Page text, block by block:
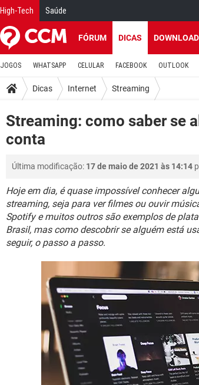
High-Tech Saúde
FÓRUM DICAS
JOGOS WHATSAPP CELULAR FACEBOOK OUTLOOK
Dicas Internet Streaming
Streaming: como saber se
conta
Última modificação: 17 de maio de 2021 às 14:14
Hoje em dia, é quase impossível conhecer
streaming, seja para ver filmes ou ouvir
Spotify e muitos outros são exemplos de
Brasil, mas como descobrir se alguém está
seguir, o passo a passo.